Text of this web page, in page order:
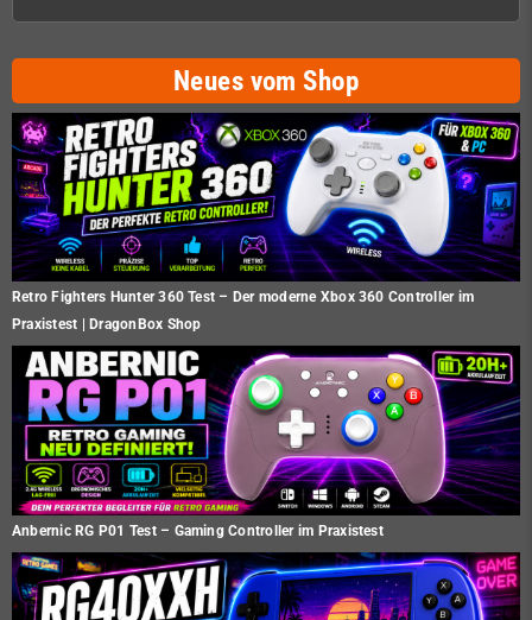
Neues vom Shop
Retro Fighters Hunter 360 Test – Der moderne Xbox 360 Controller im
Praxistest | DragonBox Shop
Anbernic RG P01 Test – Gaming Controller im Praxistest